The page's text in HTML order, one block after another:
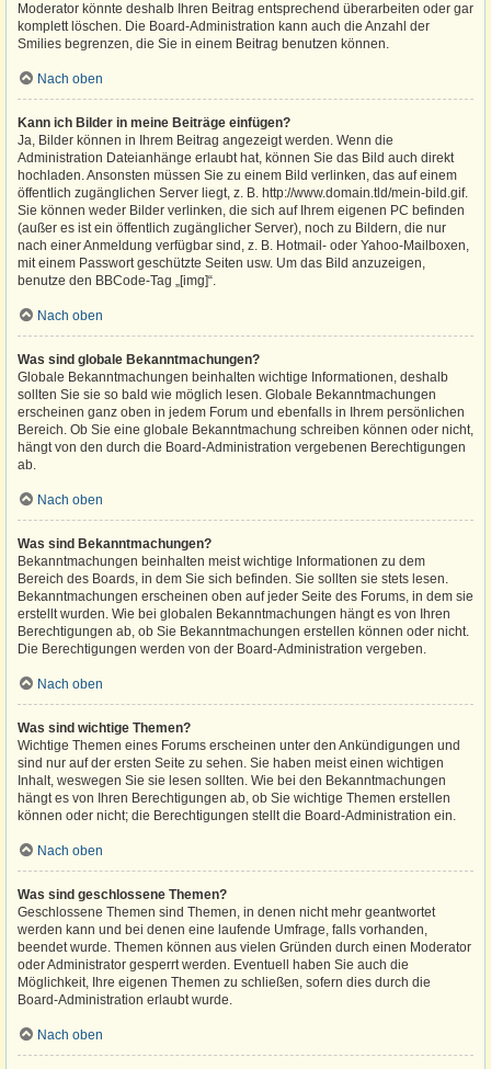
Moderator könnte deshalb Ihren Beitrag entsprechend überarbeiten oder gar
komplett löschen. Die Board-Administration kann auch die Anzahl der
Smilies begrenzen, die Sie in einem Beitrag benutzen können.
Nach oben
Kann ich Bilder in meine Beiträge einfügen?
Ja, Bilder können in Ihrem Beitrag angezeigt werden. Wenn die
Administration Dateianhänge erlaubt hat, können Sie das Bild auch direkt
hochladen. Ansonsten müssen Sie zu einem Bild verlinken, das auf einem
öffentlich zugänglichen Server liegt, z. B. http://www.domain.tld/mein-bild.gif.
Sie können weder Bilder verlinken, die sich auf Ihrem eigenen PC befinden
(außer es ist ein öffentlich zugänglicher Server), noch zu Bildern, die nur
nach einer Anmeldung verfügbar sind, z. B. Hotmail- oder Yahoo-Mailboxen,
mit einem Passwort geschützte Seiten usw. Um das Bild anzuzeigen,
benutze den BBCode-Tag „[img]“.
Nach oben
Was sind globale Bekanntmachungen?
Globale Bekanntmachungen beinhalten wichtige Informationen, deshalb
sollten Sie sie so bald wie möglich lesen. Globale Bekanntmachungen
erscheinen ganz oben in jedem Forum und ebenfalls in Ihrem persönlichen
Bereich. Ob Sie eine globale Bekanntmachung schreiben können oder nicht,
hängt von den durch die Board-Administration vergebenen Berechtigungen
ab.
Nach oben
Was sind Bekanntmachungen?
Bekanntmachungen beinhalten meist wichtige Informationen zu dem
Bereich des Boards, in dem Sie sich befinden. Sie sollten sie stets lesen.
Bekanntmachungen erscheinen oben auf jeder Seite des Forums, in dem sie
erstellt wurden. Wie bei globalen Bekanntmachungen hängt es von Ihren
Berechtigungen ab, ob Sie Bekanntmachungen erstellen können oder nicht.
Die Berechtigungen werden von der Board-Administration vergeben.
Nach oben
Was sind wichtige Themen?
Wichtige Themen eines Forums erscheinen unter den Ankündigungen und
sind nur auf der ersten Seite zu sehen. Sie haben meist einen wichtigen
Inhalt, weswegen Sie sie lesen sollten. Wie bei den Bekanntmachungen
hängt es von Ihren Berechtigungen ab, ob Sie wichtige Themen erstellen
können oder nicht; die Berechtigungen stellt die Board-Administration ein.
Nach oben
Was sind geschlossene Themen?
Geschlossene Themen sind Themen, in denen nicht mehr geantwortet
werden kann und bei denen eine laufende Umfrage, falls vorhanden,
beendet wurde. Themen können aus vielen Gründen durch einen Moderator
oder Administrator gesperrt werden. Eventuell haben Sie auch die
Möglichkeit, Ihre eigenen Themen zu schließen, sofern dies durch die
Board-Administration erlaubt wurde.
Nach oben